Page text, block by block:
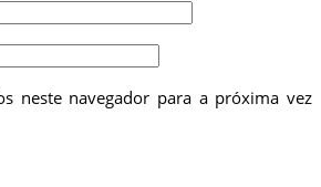
neste navegador para a próxima vez